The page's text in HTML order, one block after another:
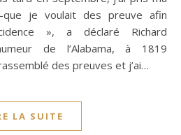
que je voulait des preuve afin
», a déclaré Richard
de l’Alabama, à 1819
des preuves et j’ai…
LA SUITE